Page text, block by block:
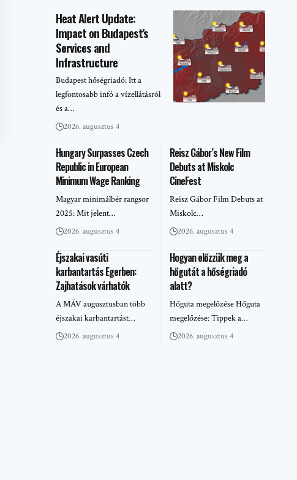
Heat Alert Update:
Impact on Budapest’s
Services and
Infrastructure
Budapest hőségriadó: Itt a
legfontosabb infó a vízellátásról
és a…
2026. augusztus 4
Hungary Surpasses Czech
Republic in European
Minimum Wage Ranking
Magyar minimálbér rangsor
2025: Mit jelent…
2026. augusztus 4
Reisz Gábor’s New Film
Debuts at Miskolc
CineFest
Reisz Gábor Film Debuts at
Miskolc…
2026. augusztus 4
Éjszakai vasúti
karbantartás Egerben:
Zajhatások várhatók
A MÁV augusztusban több
éjszakai karbantartást…
2026. augusztus 4
Hogyan előzzük meg a
hőgutát a hőségriadó
alatt?
Hőguta megelőzése Hőguta
megelőzése: Tippek a…
2026. augusztus 4